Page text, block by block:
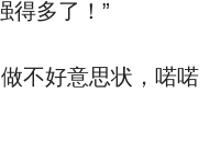
得多了！”
好意思状，喏喏